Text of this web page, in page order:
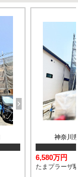
神奈川
6,580万円
たまプラーザ